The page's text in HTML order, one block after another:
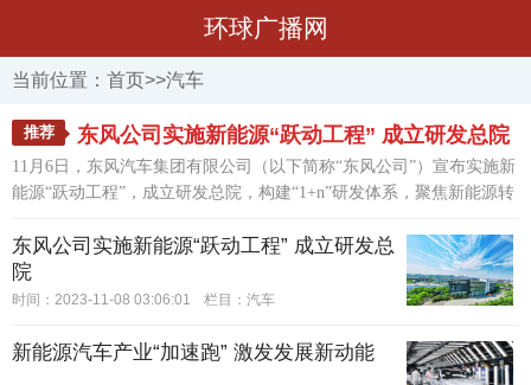
环球广播网
当前位置： 首页>>汽车
推荐 东风公司实施新能源“跃动工程” 成立研发总院
11月6日，东风汽车集团有限公司（以下简称“东风公司”）宣布实施新
能源“跃动工程”，成立研发总院，构建“1+n”研发体系，聚焦新能源转
是继今年实施东风乘用车新能源“跃迁行动”、新车型项目管理体制机
制优化以来，东风公司深入推进“转型升级三年行动”， [详情]
东风公司实施新能源“跃动工程” 成立研发总
院
时间：2023-11-08 03:06:01 栏目： 汽车
新能源汽车产业“加速跑” 激发发展新动能